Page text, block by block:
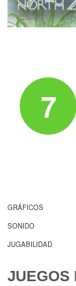
7
GRÁFICOS
SONIDO
JUGABILIDAD
JUEGOS